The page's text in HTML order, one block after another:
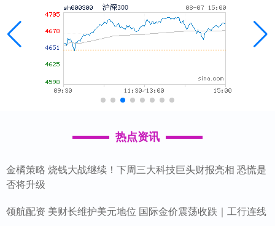
热点资讯
金橘策略 烧钱大战继续！下周三大科技巨头财报亮相 恐慌是
否将升级
领航配资 美财长维护美元地位 国际金价震荡收跌｜工行连线